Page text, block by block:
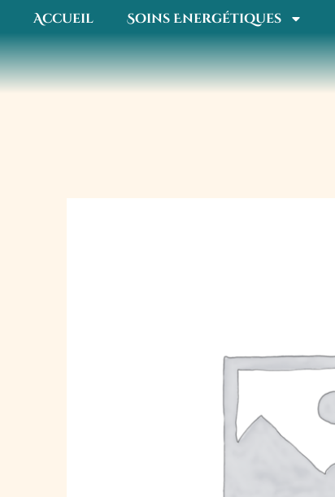
Accueil Soins Energétiques